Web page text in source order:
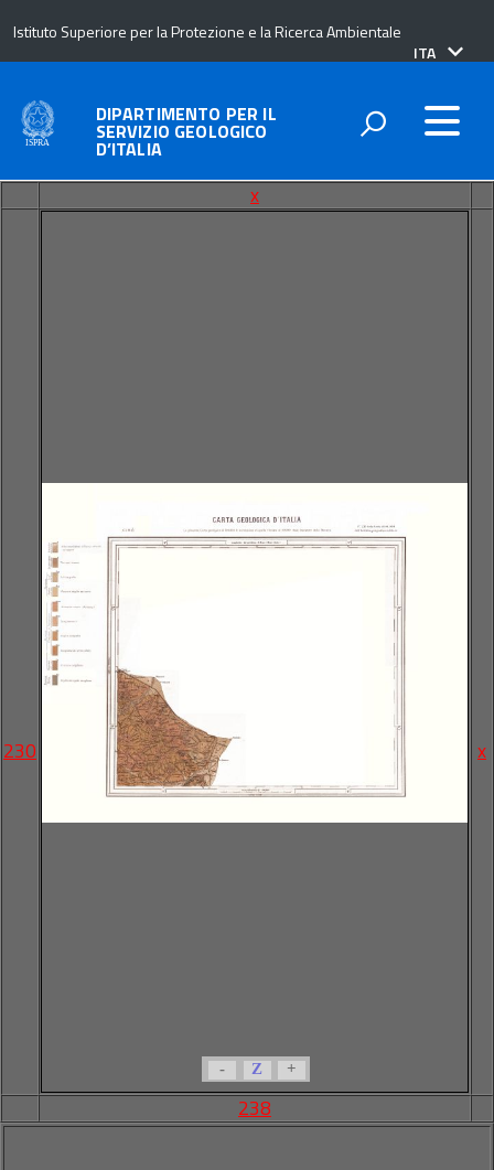
Istituto Superiore per la Protezione e la Ricerca Ambientale
lingua
ITA
DIPARTIMENTO PER IL
SERVIZIO GEOLOGICO
D’ITALIA
x
230
- Z +
x
238